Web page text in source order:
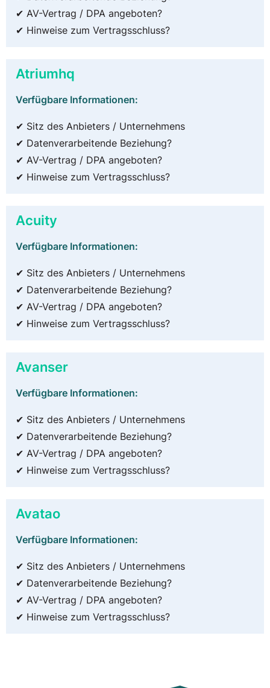
✔ AV-Vertrag / DPA angeboten?
✔ Hinweise zum Vertragsschluss?
Atriumhq
Verfügbare Informationen:
✔ Sitz des Anbieters / Unternehmens
✔ Datenverarbeitende Beziehung?
✔ AV-Vertrag / DPA angeboten?
✔ Hinweise zum Vertragsschluss?
Acuity
Verfügbare Informationen:
✔ Sitz des Anbieters / Unternehmens
✔ Datenverarbeitende Beziehung?
✔ AV-Vertrag / DPA angeboten?
✔ Hinweise zum Vertragsschluss?
Avanser
Verfügbare Informationen:
✔ Sitz des Anbieters / Unternehmens
✔ Datenverarbeitende Beziehung?
✔ AV-Vertrag / DPA angeboten?
✔ Hinweise zum Vertragsschluss?
Avatao
Verfügbare Informationen:
✔ Sitz des Anbieters / Unternehmens
✔ Datenverarbeitende Beziehung?
✔ AV-Vertrag / DPA angeboten?
✔ Hinweise zum Vertragsschluss?